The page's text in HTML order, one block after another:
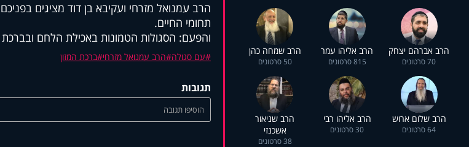
הרב אברהם יצחק
70 סרטונים
הרב אליהו עמר
815 סרטונים
הרב שמחה כהן
50 סרטונים
הרב שלום ארוש
64 סרטונים
הרב אליהו רבי
30 סרטונים
הרב שניאור
אשכנזי
38 סרטונים
הרב עמנואל מזרחי ועקיבא בן דוד מציגים
תחומי החיים.
והפעם: הסגולות הטמונות באכילת הלחם ובברכת
עם סגולה הרב עמנואל מזרחי ברכת המזון
תגובות
הוסיפו תגובה